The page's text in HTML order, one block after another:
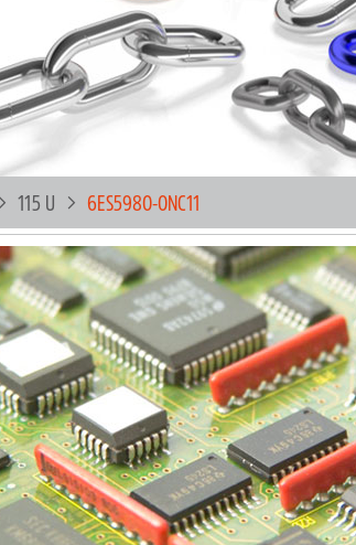
115 U 6ES5980-0NC11